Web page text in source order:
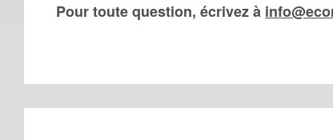
Pour toute question, écrivez à